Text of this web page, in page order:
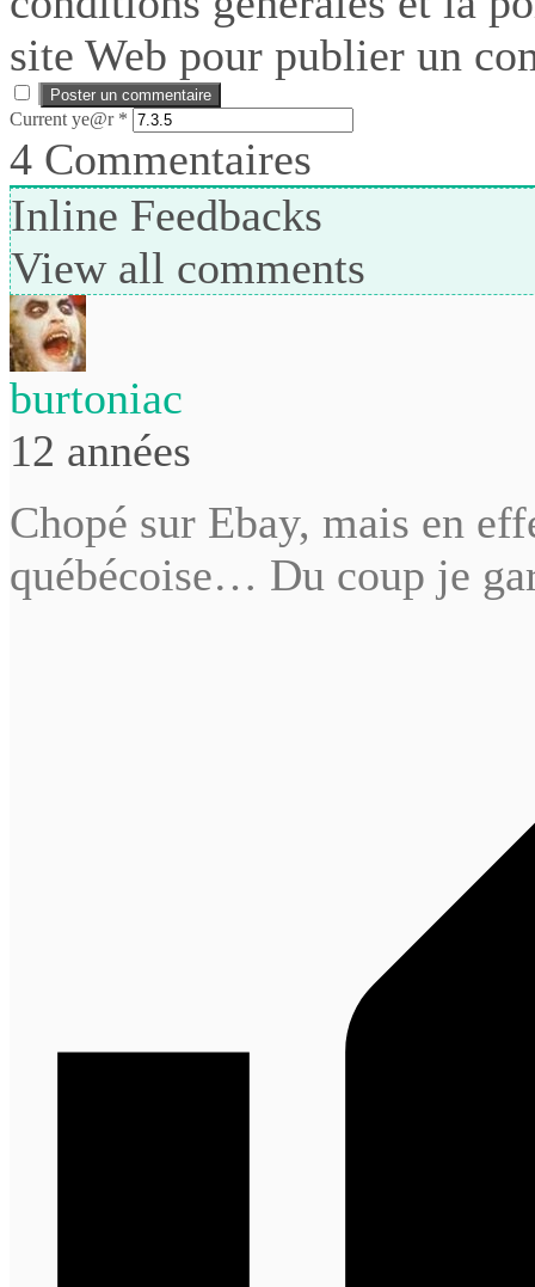
site Web pour publier un
Current ye@r *
4 Commentaires
Inline Feedbacks
View all comments
burtoniac
12 années
Chopé sur Ebay, mais en
québécoise… Du coup je